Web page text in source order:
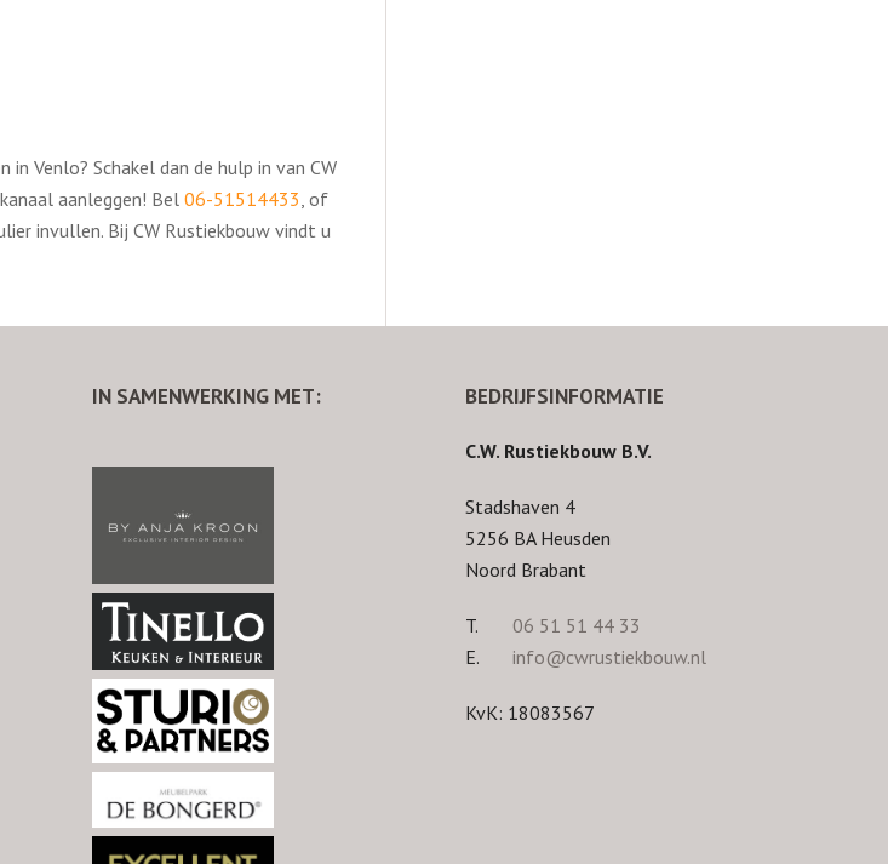
Venlo? Schakel dan de hulp in van CW
aanleggen! Bel 06-51514433, of
invullen. Bij CW Rustiekbouw vindt u
IN SAMENWERKING MET: BEDRIJFSINFORMATIE
C.W. Rustiekbouw B.V.
Stadshaven 4
5256 BA Heusden
Noord Brabant
T.
06 51 51 44 33
E.
info@cwrustiekbouw.nl
KvK: 18083567